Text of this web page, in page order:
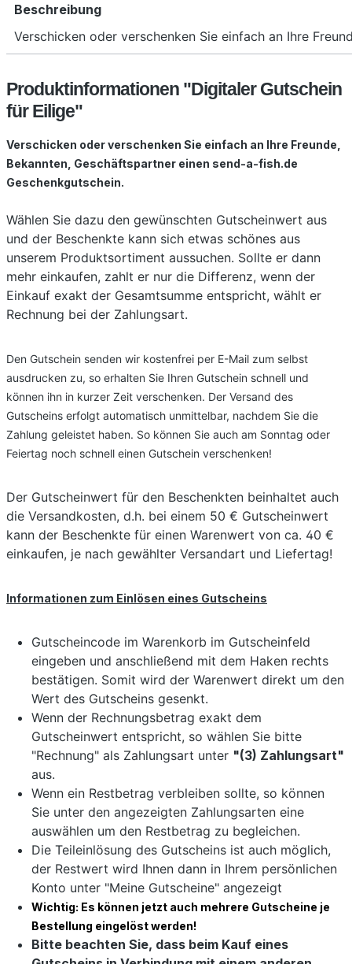
Vorschau
Beschreibung
Verschicken oder verschenken Sie einfach an Ihre
Produktinformationen "Digitaler Gutschein
für Eilige"
Verschicken oder verschenken Sie einfach an Ihre Freunde,
Bekannten, Geschäftspartner einen send-a-fish.de
Geschenkgutschein.
Wählen Sie dazu den gewünschten Gutscheinwert aus
und der Beschenkte kann sich etwas schönes aus
unserem Produktsortiment aussuchen. Sollte er dann
mehr einkaufen, zahlt er nur die Differenz, wenn der
Einkauf exakt der Gesamtsumme entspricht, wählt er
Rechnung bei der Zahlungsart.
Den Gutschein senden wir kostenfrei per E-Mail zum selbst
ausdrucken zu, so erhalten Sie Ihren Gutschein schnell und
können ihn in kurzer Zeit verschenken. Der Versand des
Gutscheins erfolgt automatisch unmittelbar, nachdem Sie die
Zahlung geleistet haben. So können Sie auch am Sonntag oder
Feiertag noch schnell einen Gutschein verschenken!
Der Gutscheinwert für den Beschenkten beinhaltet auch
die Versandkosten, d.h. bei einem 50 € Gutscheinwert
kann der Beschenkte für einen Warenwert von ca. 40 €
einkaufen, je nach gewählter Versandart und Liefertag!
Informationen zum Einlösen eines Gutscheins
Gutscheincode im Warenkorb im Gutscheinfeld
eingeben und anschließend mit dem Haken rechts
bestätigen. Somit wird der Warenwert direkt um den
Wert des Gutscheins gesenkt.
Wenn der Rechnungsbetrag exakt dem
Gutscheinwert entspricht, so wählen Sie bitte
"Rechnung" als Zahlungsart unter "(3) Zahlungsart"
aus.
Wenn ein Restbetrag verbleiben sollte, so können
Sie unter den angezeigten Zahlungsarten eine
auswählen um den Restbetrag zu begleichen.
Die Teileinlösung des Gutscheins ist auch möglich,
der Restwert wird Ihnen dann in Ihrem persönlichen
Konto unter "Meine Gutscheine" angezeigt
Wichtig: Es können jetzt auch mehrere Gutscheine je
Bestellung eingelöst werden!
Bitte beachten Sie, dass beim Kauf eines